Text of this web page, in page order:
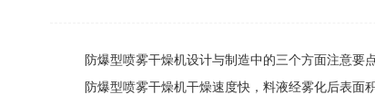
防爆型喷雾干燥机设计与制造中的三个方面注意要
防爆型喷雾干燥机干燥速度快，料液经雾化后表面积